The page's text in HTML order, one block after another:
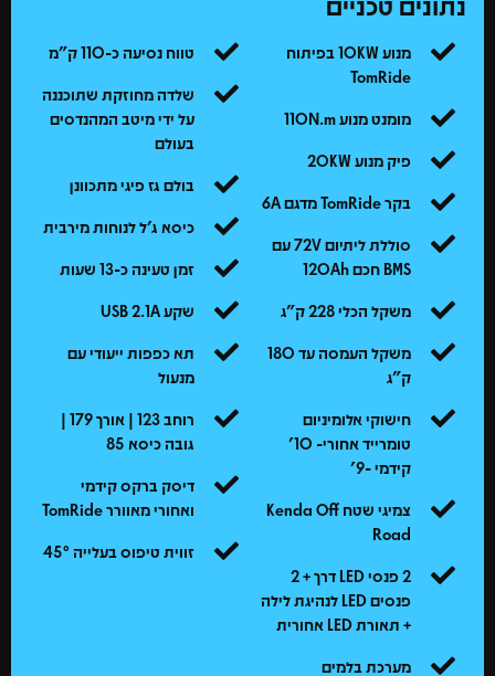
מנוע 10KW בפיתוח
TomRide
מומנט מנוע 110N.m
פיק מנוע 20KW
בקר TomRide מדגם 6A
סוללת ליתיום 72V עם
BMS חכם 120Ah
משקל הכלי 228 ק"ג
משקל העמסה עד 180
ק"ג
חישוקי אלומיניום
טומרייד אחורי- 10'
קידמי -9'
צמיגי שטח Kenda Off
Road
2 פנסי LED דרך + 2
פנסים LED לנהיגת לילה
+ תאורת LED אחורית
מערכת בלמים
טווח נסיעה כ-110 ק"מ
שלדה מחוזקת שתוכננה
על ידי מיטב המהנדסים
בעולם
בולם גז פיגי מתכוונן
כיסא ג'ל לנוחות מירבית
זמן טעינה כ-13 שעות
שקע USB 2.1A
תא כפפות ייעודי עם
מנעול
רוחב 123 | אורך 179 |
גובה כיסא 85
דיסק ברקס קידמי
ואחורי מאוורר TomRide
זווית טיפוס בעלייה 45°